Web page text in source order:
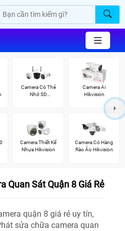
Camera Có Thẻ
Nhớ SD
Camera Ai
Hikvision
Camera Thiết Kế
Nhựa Hikvision
Camera Có Hàng
Rào Ảo Hikvision
Quan Sát Quận 8 Giá Rẻ
quận 8 giá rẻ uy tín,
sửa chữa camera quan